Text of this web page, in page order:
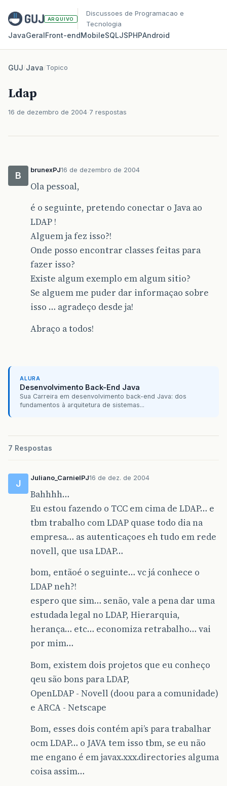
ARQUIVO
Discussoes de Programacao e
Tecnologia
JavaGeralFront‑endMobileSQLJSPHPAndroid
GUJ/Java/Topico
Ldap
16 de dezembro de 2004 7 respostas
B
brunexPJ16 de dezembro de 2004
Ola pessoal,
é o seguinte, pretendo conectar o Java ao
LDAP !
Alguem ja fez isso?!
Onde posso encontrar classes feitas para
fazer isso?
Existe algum exemplo em algum sitio?
Se alguem me puder dar informaçao sobre
isso … agradeço desde ja!
Abraço a todos!
ALURA
Desenvolvimento Back-End Java
Sua Carreira em desenvolvimento back-end Java: dos
fundamentos à arquitetura de sistemas...
7 Respostas
J
Juliano_CarnielPJ16 de dez. de 2004
Bahhhh…
Eu estou fazendo o TCC em cima de LDAP… e
tbm trabalho com LDAP quase todo dia na
empresa… as autenticaçoes eh tudo em rede
novell, que usa LDAP…
bom, entãoé o seguinte… vc já conhece o
LDAP neh?!
espero que sim… senão, vale a pena dar uma
estudada legal no LDAP, Hierarquia,
herança… etc… economiza retrabalho… vai
por mim…
Bom, existem dois projetos que eu conheço
qeu são bons para LDAP,
OpenLDAP - Novell (doou para a comunidade)
e ARCA - Netscape
Bom, esses dois contém api’s para trabalhar
ocm LDAP… o JAVA tem isso tbm, se eu não
me engano é em javax.xxx.directories alguma
coisa assim…